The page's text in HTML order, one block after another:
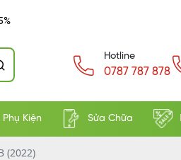
Hotline
0787 787 878
Phụ Kiện Sửa Chữa
(2022)